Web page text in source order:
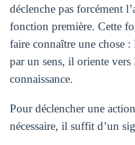
déclenche pas forcément
fonction première. Cette
faire connaître une chose
par un sens, il oriente vers
connaissance.
Pour déclencher une
nécessaire, il suffit d’un